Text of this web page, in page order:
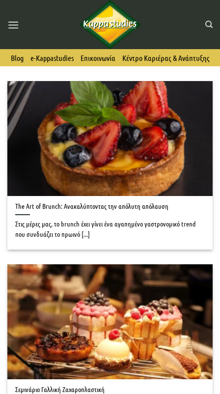
content
Blog e-Kappastudies Επικοινωνία Κέντρο Καριέρας & Ανάπτυξης
The Art of Brunch: Ανακαλύπτοντας την απόλυτη απόλαυση
Στις μέρες μας, το brunch έχει γίνει ένα αγαπημένο γαστρονομικό trend
που συνδυάζει το πρωινό [...]
Σεμινάριο Γαλλική Ζαχαροπλαστική